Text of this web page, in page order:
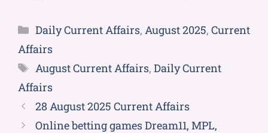
Daily Current Affairs, August 2025, Current
Affairs
August Current Affairs, Daily Current
Affairs
28 August 2025 Current Affairs
Online betting games Dream11, MPL,